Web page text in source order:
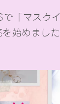
で「マスク
を始めました